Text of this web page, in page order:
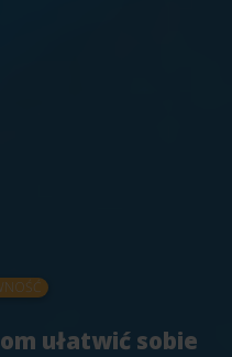
ułatwić sobie